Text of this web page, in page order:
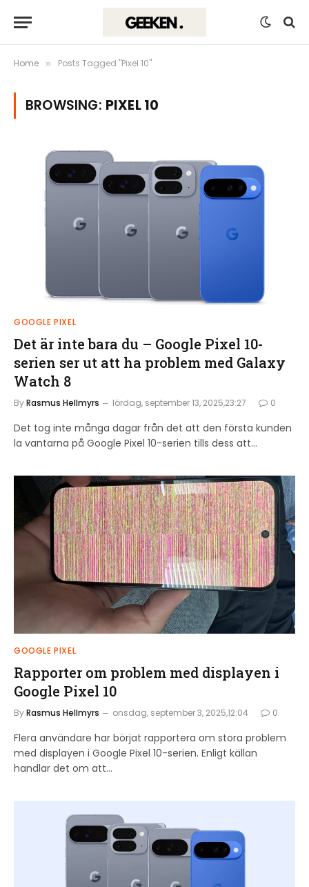
Home » Posts Tagged "Pixel 10"
BROWSING: PIXEL 10
GOOGLE PIXEL
Det är inte bara du – Google Pixel 10-
serien ser ut att ha problem med Galaxy
Watch 8
ByRasmus Hellmyrs lördag, september 13, 2025,23:27 0
Det tog inte många dagar från det att den första kunden
la vantarna på Google Pixel 10-serien tills dess att…
GOOGLE PIXEL
Rapporter om problem med displayen i
Google Pixel 10
ByRasmus Hellmyrs onsdag, september 3, 2025,12:04 0
Flera användare har börjat rapportera om stora problem
med displayen i Google Pixel 10-serien. Enligt källan
handlar det om att…